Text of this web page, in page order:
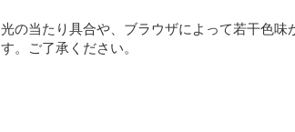
光の当たり具合や、ブラウザによって若干色味
す。ご了承ください。